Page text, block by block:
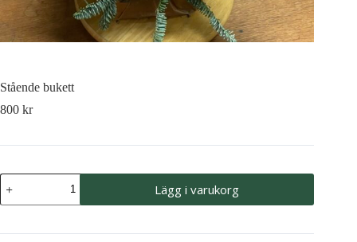
Stående bukett
800 kr
Stående
bukett
mängd
Lägg i varukorg